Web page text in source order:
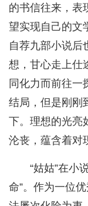
的书信往来，表
望实现自己的文
自荐九部小说后
想，甘心走上仕
同化力而前往一
结局，但是刚刚
下。理想的光亮
沦丧，蕴含着对
“姑姑”在小
命”。作为一位